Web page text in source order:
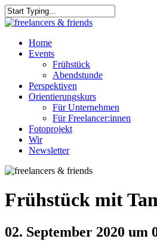
Skip
to
content
Close
Menu
Home
Events
Frühstück
Abendstunde
Perspektiven
Orientierungskurs
Für Unternehmen
Für Freelancer:innen
Fotoprojekt
Wir
Newsletter
Frühstück mit
02. September 2020 um